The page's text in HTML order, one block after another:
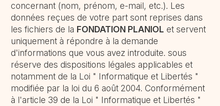
concernant (nom, prénom, e-mail, etc.). Les
données reçues de votre part sont reprises dans
les fichiers de la FONDATION PLANIOL et servent
uniquement à répondre à la demande
d'informations que vous avez introduite. sous
réserve des dispositions légales applicables et
notamment de la Loi " Informatique et Libertés "
modifiée par la loi du 6 août 2004. Conformément
à l'article 39 de la Loi " Informatique et Libertés "